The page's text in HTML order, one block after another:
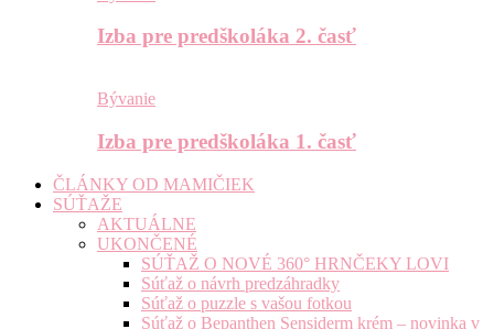
Izba pre predškoláka 2. časť
Bývanie
Izba pre predškoláka 1. časť
ČLÁNKY OD MAMIČIEK
SÚŤAŽE
AKTUÁLNE
UKONČENÉ
SÚŤAŽ O NOVÉ 360° HRNČEKY LOVI
Súťaž o návrh predzáhradky
Súťaž o puzzle s vašou fotkou
Súťaž o Bepanthen Sensiderm krém – novinka v